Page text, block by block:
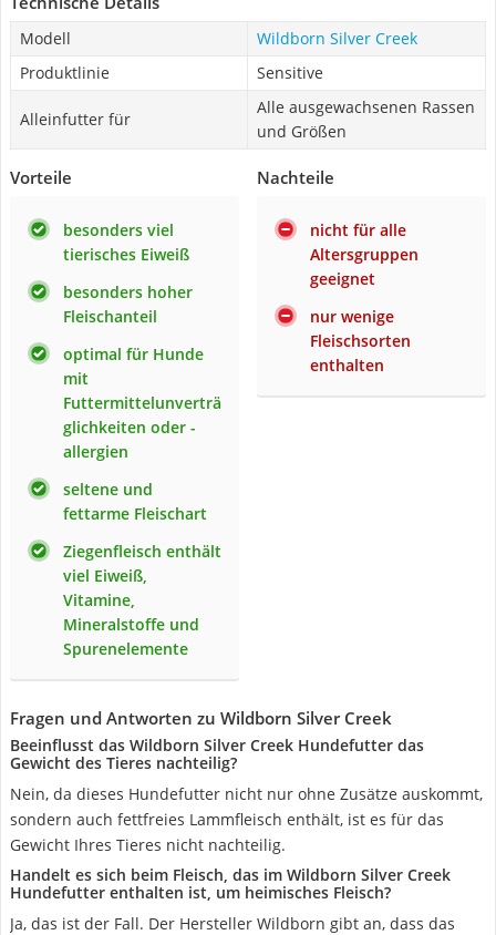
Modell
Wildborn Silver Creek
Produktlinie
Sensitive
Alleinfutter für
Alle ausgewachsenen Rassen
und Größen
Vorteile
besonders viel
tierisches Eiweiß
besonders hoher
Fleischanteil
optimal für Hunde
mit
Futtermittelunverträ
glichkeiten oder -
allergien
seltene und
fettarme Fleischart
Ziegenfleisch enthält
viel Eiweiß,
Vitamine,
Mineralstoffe und
Spurenelemente
Nachteile
nicht für alle
Altersgruppen
geeignet
nur wenige
Fleischsorten
enthalten
Fragen und Antworten zu Wildborn Silver Creek
Beeinflusst das Wildborn Silver Creek Hundefutter das
Gewicht des Tieres nachteilig?
Nein, da dieses Hundefutter nicht nur ohne Zusätze auskommt,
sondern auch fettfreies Lammfleisch enthält, ist es für das
Gewicht Ihres Tieres nicht nachteilig.
Handelt es sich beim Fleisch, das im Wildborn Silver Creek
Hundefutter enthalten ist, um heimisches Fleisch?
Ja, das ist der Fall. Der Hersteller Wildborn gibt an, dass das